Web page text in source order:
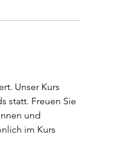
Unser Kurs
statt. Freuen Sie
und
im Kurs